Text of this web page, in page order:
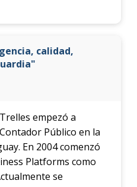
calidad,
empezó a
Público en la
En 2004 comenzó
Platforms como
se